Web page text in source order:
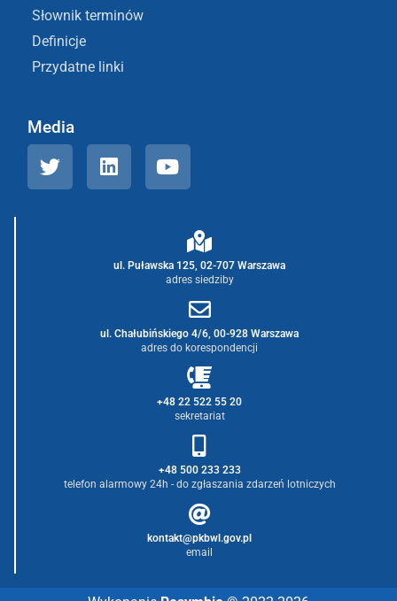
Słownik terminów
Definicje
Przydatne linki
Media
ul. Puławska 125, 02-707 Warszawa
adres siedziby
ul. Chałubińskiego 4/6, 00-928 Warszawa
adres do korespondencji
+48 22 522 55 20
sekretariat
+48 500 233 233
telefon alarmowy 24h - do zgłaszania zdarzeń lotniczych
kontakt@pkbwl.gov.pl
email